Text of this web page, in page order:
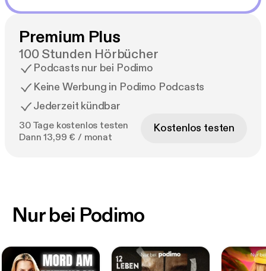
Premium Plus
100 Stunden Hörbücher
Podcasts nur bei Podimo
Keine Werbung in Podimo Podcasts
Jederzeit kündbar
30 Tage kostenlos testen
Dann 13,99 € / monat
Kostenlos testen
Nur bei Podimo